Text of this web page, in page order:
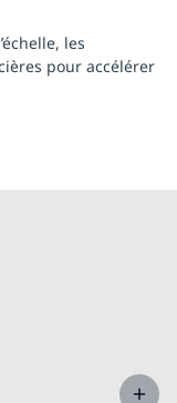
les
pour accélérer